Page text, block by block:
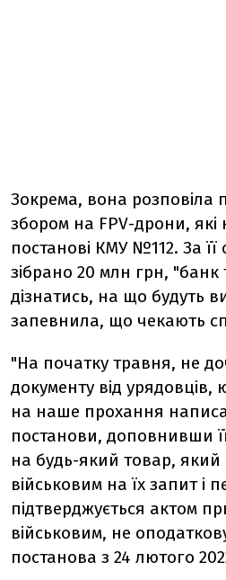
Зокрема, вона розповіла
збором на FPV-дрони, які
постанові КМУ №112. За
зібрано 20 млн грн, "банк
дізнатись, на що будуть
запевнила, що чекають
"На початку травня, не
документу від
на наше прохання
постанови, доповнивши
на будь-який товар, який
військовим на їх запит і
підтверджується актом
військовим, не
постанова з 24 лютого